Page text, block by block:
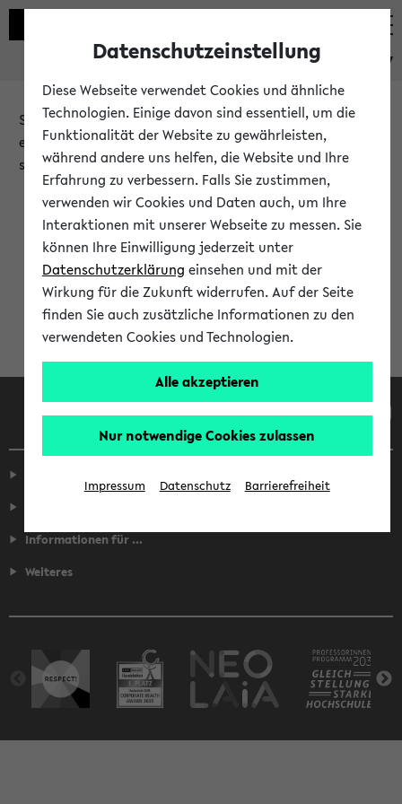
eKVV
Sie möchten auf eine eKVV Funktion zugreifen, die Ihnen
erst nach einer Anmeldung am System zur Verfügung
steht.
Bitte melden Sie sich an:
Anmeldung am eKVV
Informationen für ...
Weiteres
Datenschutzeinstellung
Diese Webseite verwendet Cookies und ähnliche
Technologien. Einige davon sind essentiell, um die
Funktionalität der Website zu gewährleisten,
während andere uns helfen, die Website und Ihre
Erfahrung zu verbessern. Falls Sie zustimmen,
verwenden wir Cookies und Daten auch, um Ihre
Interaktionen mit unserer Webseite zu messen. Sie
können Ihre Einwilligung jederzeit unter
Datenschutzerklärung einsehen und mit der
Wirkung für die Zukunft widerrufen. Auf der Seite
finden Sie auch zusätzliche Informationen zu den
verwendeten Cookies und Technologien.
Alle akzeptieren
Nur notwendige Cookies zulassen
Impressum Datenschutz Barrierefreiheit